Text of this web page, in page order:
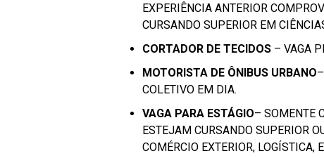
EXPERIÊNCIA ANTERIOR
CURSANDO SUPERIOR EM
CORTADOR DE TECIDOS – VAGA
MOTORISTA DE ÔNIBUS URBANO
COLETIVO EM DIA.
VAGA PARA ESTÁGIO– SOMENTE
ESTEJAM CURSANDO SUPERIOR
COMÉRCIO EXTERIOR, LOGÍSTICA,